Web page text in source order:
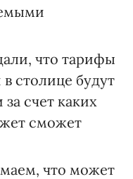
что тарифы
столице будут
счет каких
сможет
что может